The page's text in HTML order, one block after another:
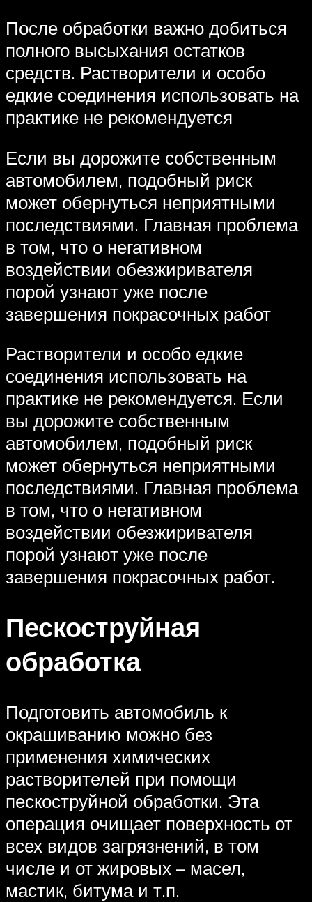
После обработки важно добиться
полного высыхания остатков
средств. Растворители и особо
едкие соединения использовать на
практике не рекомендуется
Если вы дорожите собственным
автомобилем, подобный риск
может обернуться неприятными
последствиями. Главная проблема
в том, что о негативном
воздействии обезжиривателя
порой узнают уже после
завершения покрасочных работ
Растворители и особо едкие
соединения использовать на
практике не рекомендуется. Если
вы дорожите собственным
автомобилем, подобный риск
может обернуться неприятными
последствиями. Главная проблема
в том, что о негативном
воздействии обезжиривателя
порой узнают уже после
завершения покрасочных работ.
Пескоструйная
обработка
Подготовить автомобиль к
окрашиванию можно без
применения химических
растворителей при помощи
пескоструйной обработки. Эта
операция очищает поверхность от
всех видов загрязнений, в том
числе и от жировых – масел,
мастик, битума и т.п.